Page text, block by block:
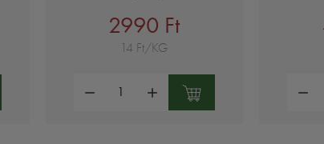
2990 Ft
14 Ft/KG